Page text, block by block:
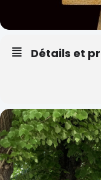
Détails et